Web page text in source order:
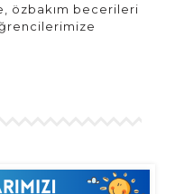
özbakım becerileri